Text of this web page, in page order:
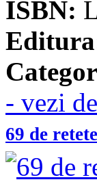
ISBN:
- vezi
69 de